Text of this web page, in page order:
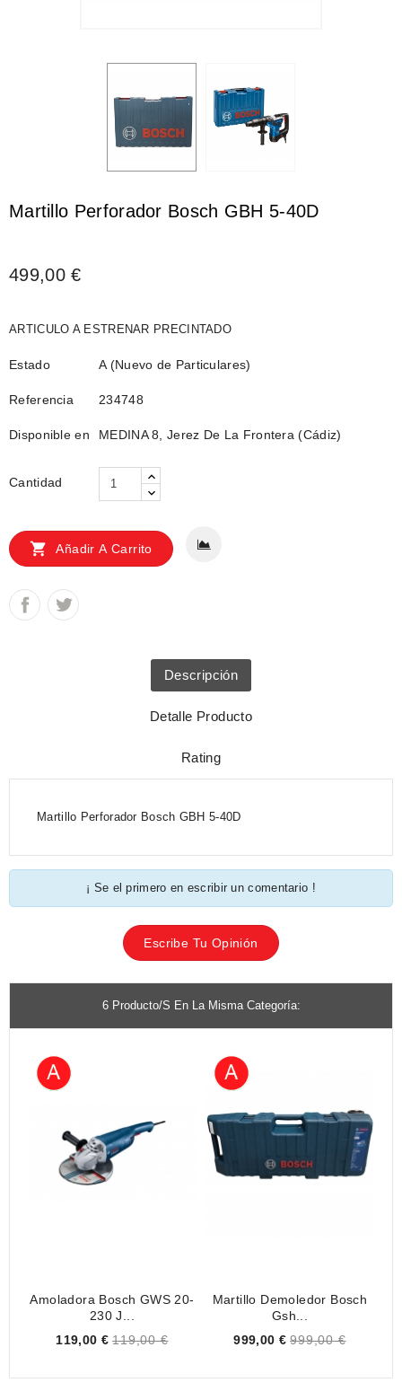
Martillo Perforador Bosch GBH 5-40D
499,00 €
ARTICULO A ESTRENAR PRECINTADO
Estado A (Nuevo de Particulares)
Referencia 234748
Disponible en MEDINA 8, Jerez De La Frontera (Cádiz)
Cantidad
 Añadir A Carrito
Descripción
Detalle Producto
Rating
Martillo Perforador Bosch GBH 5-40D
¡ Se el primero en escribir un comentario !
Escribe Tu Opinión
6 Producto/s En La Misma Categoría:
Amoladora Bosch GWS 20-
230 J...
Price
119,00 € 119,00 €
Martillo Demoledor Bosch
Gsh...
Price
999,00 € 999,00 €